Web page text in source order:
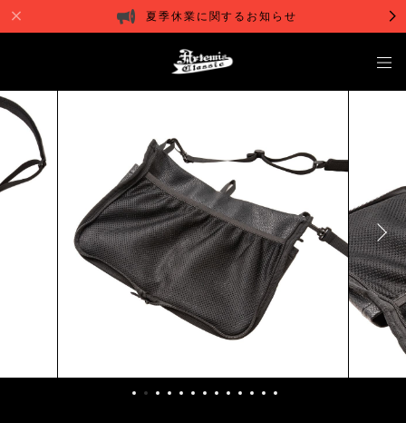
夏季休業に関するお知らせ